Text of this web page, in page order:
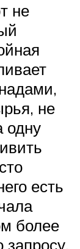
не
не
одну
есть
более